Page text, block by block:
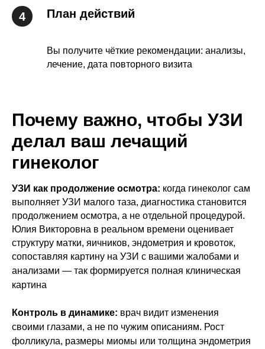
План действий
Вы получите чёткие рекомендации: анализы,
лечение, дата повторного визита
Почему важно, чтобы УЗИ
делал ваш лечащий
гинеколог
УЗИ как продолжение осмотра: когда гинеколог сам
выполняет УЗИ малого таза, диагностика становится
продолжением осмотра, а не отдельной процедурой.
Юлия Викторовна в реальном времени оценивает
структуру матки, яичников, эндометрия и кровоток,
сопоставляя картину на УЗИ с вашими жалобами и
анализами — так формируется полная клиническая
картина
Контроль в динамике: врач видит изменения
своими глазами, а не по чужим описаниям. Рост
фолликула, размеры миомы или толщина эндометрия